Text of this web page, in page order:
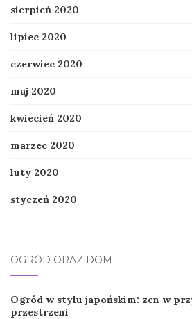
sierpień 2020
lipiec 2020
czerwiec 2020
maj 2020
kwiecień 2020
marzec 2020
luty 2020
styczeń 2020
OGRÓD ORAZ DOM
Ogród w stylu japońskim: zen w
przestrzeni